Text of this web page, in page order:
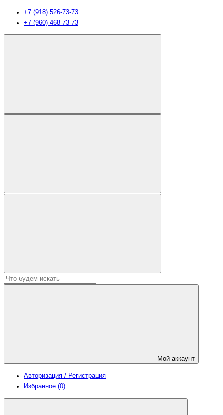
+7 (918) 526-73-73
+7 (960) 468-73-73
Мой аккаунт
Авторизация / Регистрация
Избранное (0)